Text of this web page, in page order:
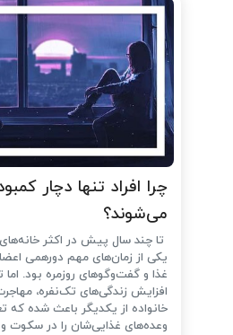
چرا افراد تنها دچار
می‌شوند؟
تا چند سال پیش در اکثر خانه‌های
یکی از زمان‌های مهم دورهمی
غذا و گفت‌وگوهای روزمره بود.
افزایش زندگی‌های تک‌نفره،
خانواده از یکدیگر باعث شده که
وعده‌های غذایی‌شان را در سکوت و